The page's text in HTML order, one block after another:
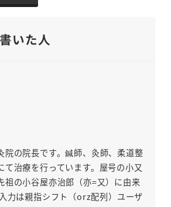
いた人
院の院長です。鍼師、灸師、柔道整
て治療を行っています。屋号の小又
祖の小谷屋亦治郎（亦=又）に由来
力は親指シフト（orz配列）ユーザ